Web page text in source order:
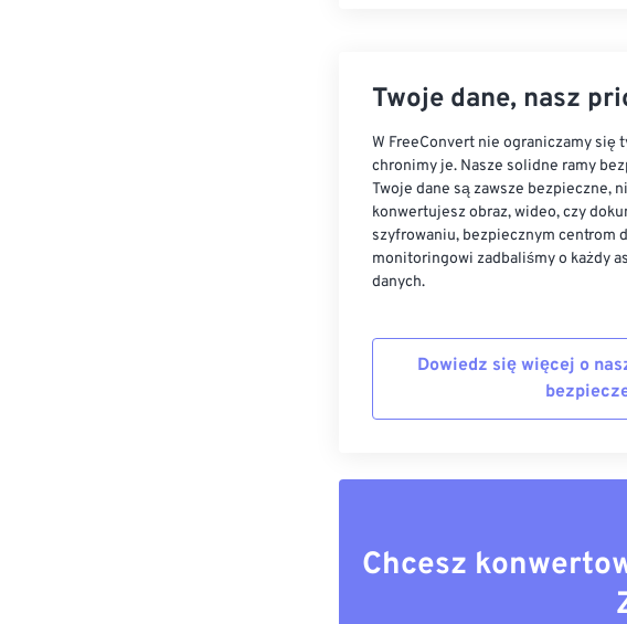
Twoje dane, nasz
W FreeConvert nie ograniczamy się
chronimy je. Nasze solidne ramy
Twoje dane są zawsze bezpieczne,
konwertujesz obraz, wideo, czy
szyfrowaniu, bezpiecznym centrom
monitoringowi zadbaliśmy o każdy
danych.
Dowiedz się więcej o
Chcesz